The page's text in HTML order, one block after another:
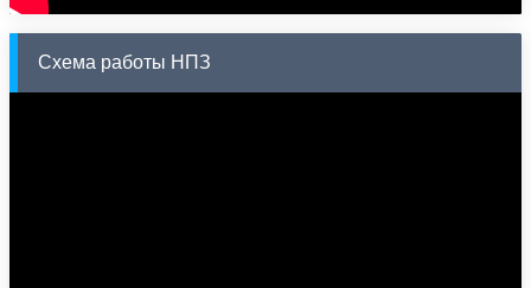
Схема работы НПЗ